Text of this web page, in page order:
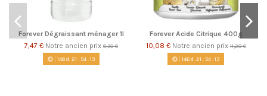
Forever Dégraissant ménager 1l
7,47 € Notre ancien prix 8,30 €
146d. 21 :54:13
Forever Acide Citrique 400g
10,08 € Notre ancien prix11,20 €
146d. 21 :54:13